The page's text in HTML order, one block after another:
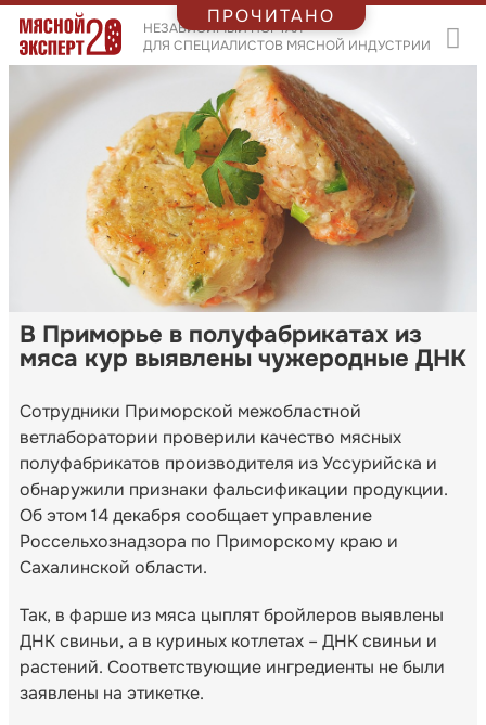
НЕЗАВИСИМЫЙ ПОРТАЛ
ДЛЯ СПЕЦИАЛИСТОВ МЯСНОЙ ИНДУСТРИИ
В Приморье в полуфабрикатах из
мяса кур выявлены чужеродные ДНК
Сотрудники Приморской межобластной
ветлаборатории проверили качество мясных
полуфабрикатов производителя из Уссурийска и
обнаружили признаки фальсификации продукции.
Об этом 14 декабря сообщает управление
Россельхознадзора по Приморскому краю и
Сахалинской области.
Так, в фарше из мяса цыплят бройлеров выявлены
ДНК свиньи, а в куриных котлетах – ДНК свиньи и
растений. Соответствующие ингредиенты не были
заявлены на этикетке.
ПРОЧИТАНО